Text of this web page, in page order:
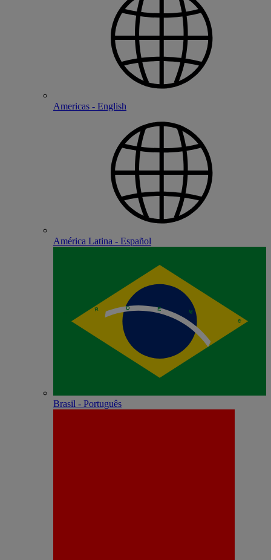
Americas - English
América Latina - Español
Brasil - Português